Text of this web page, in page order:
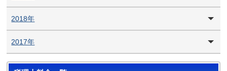
2018年
2017年